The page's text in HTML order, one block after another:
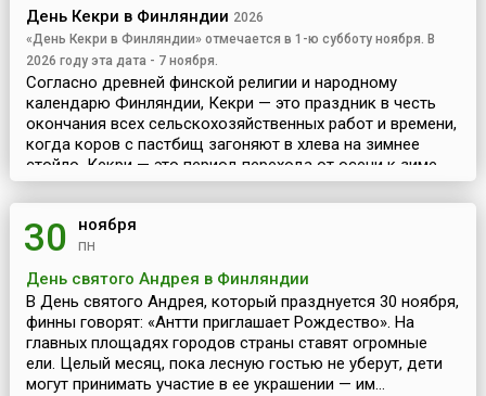
День Кекри в Финляндии 2026
«День Кекри в Финляндии» отмечается в 1-ю субботу ноября. В
2026 году эта дата - 7 ноября.
Согласно древней финской религии и народному
календарю Финляндии, Кекри — это праздник в честь
окончания всех сельскохозяйственных работ и времени,
когда коров с пастбищ загоняют в хлева на зимнее
стойло. Кекри — это период перехода от осени к зиме. ...
30 ноября
пн
День святого Андрея в Финляндии
В День святого Андрея, который празднуется 30 ноября,
финны говорят: «Антти приглашает Рождество». На
главных площадях городов страны ставят огромные
ели. Целый месяц, пока лесную гостью не уберут, дети
могут принимать участие в ее украшении — им...